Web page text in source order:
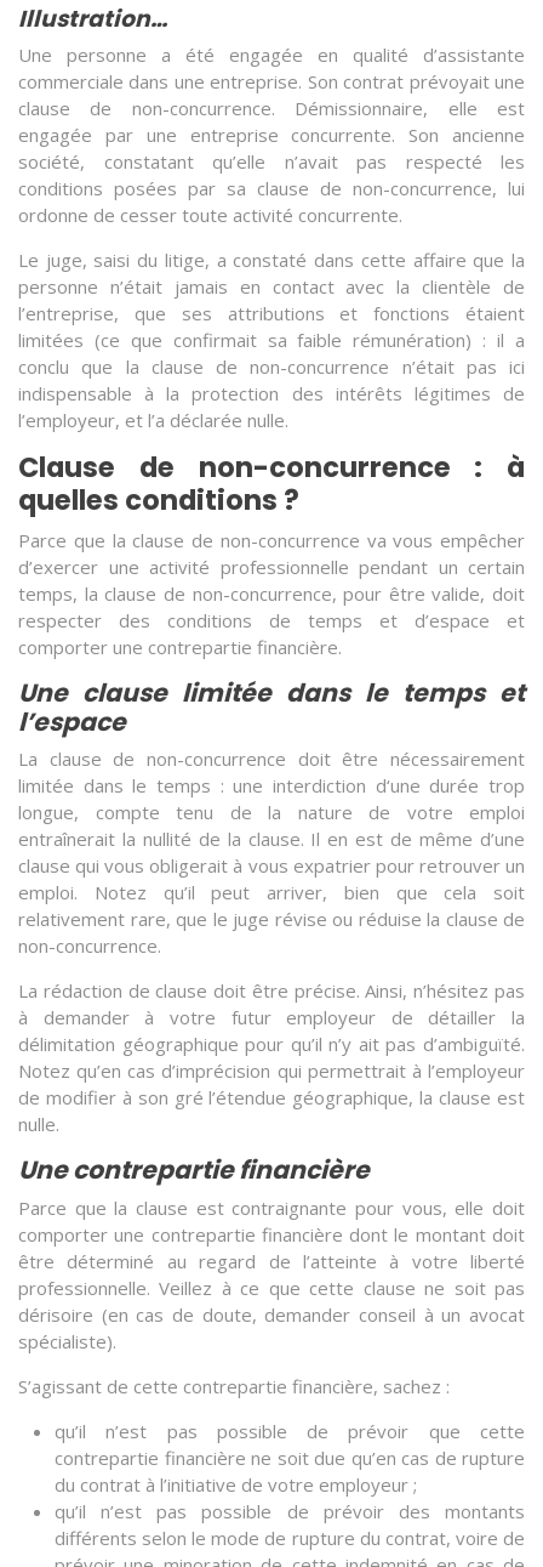
Illustration…
Une personne a été engagée en qualité d’assistante
commerciale dans une entreprise. Son contrat prévoyait une
clause de non-concurrence. Démissionnaire, elle est
engagée par une entreprise concurrente. Son ancienne
société, constatant qu’elle n’avait pas respecté les
conditions posées par sa clause de non-concurrence, lui
ordonne de cesser toute activité concurrente.
Le juge, saisi du litige, a constaté dans cette affaire que la
personne n’était jamais en contact avec la clientèle de
l’entreprise, que ses attributions et fonctions étaient
limitées (ce que confirmait sa faible rémunération) : il a
conclu que la clause de non-concurrence n’était pas ici
indispensable à la protection des intérêts légitimes de
l’employeur, et l’a déclarée nulle.
Clause de non-concurrence : à
quelles conditions ?
Parce que la clause de non-concurrence va vous empêcher
d’exercer une activité professionnelle pendant un certain
temps, la clause de non-concurrence, pour être valide, doit
respecter des conditions de temps et d’espace et
comporter une contrepartie financière.
Une clause limitée dans le temps et
l’espace
La clause de non-concurrence doit être nécessairement
limitée dans le temps : une interdiction d‘une durée trop
longue, compte tenu de la nature de votre emploi
entraînerait la nullité de la clause. Il en est de même d’une
clause qui vous obligerait à vous expatrier pour retrouver un
emploi. Notez qu’il peut arriver, bien que cela soit
relativement rare, que le juge révise ou réduise la clause de
non-concurrence.
La rédaction de clause doit être précise. Ainsi, n’hésitez pas
à demander à votre futur employeur de détailler la
délimitation géographique pour qu’il n’y ait pas d’ambiguïté.
Notez qu’en cas d’imprécision qui permettrait à l’employeur
de modifier à son gré l’étendue géographique, la clause est
nulle.
Une contrepartie financière
Parce que la clause est contraignante pour vous, elle doit
comporter une contrepartie financière dont le montant doit
être déterminé au regard de l’atteinte à votre liberté
professionnelle. Veillez à ce que cette clause ne soit pas
dérisoire (en cas de doute, demander conseil à un avocat
spécialiste).
S’agissant de cette contrepartie financière, sachez :
qu’il n’est pas possible de prévoir que cette
contrepartie financière ne soit due qu’en cas de rupture
du contrat à l’initiative de votre employeur ;
qu’il n’est pas possible de prévoir des montants
différents selon le mode de rupture du contrat, voire de